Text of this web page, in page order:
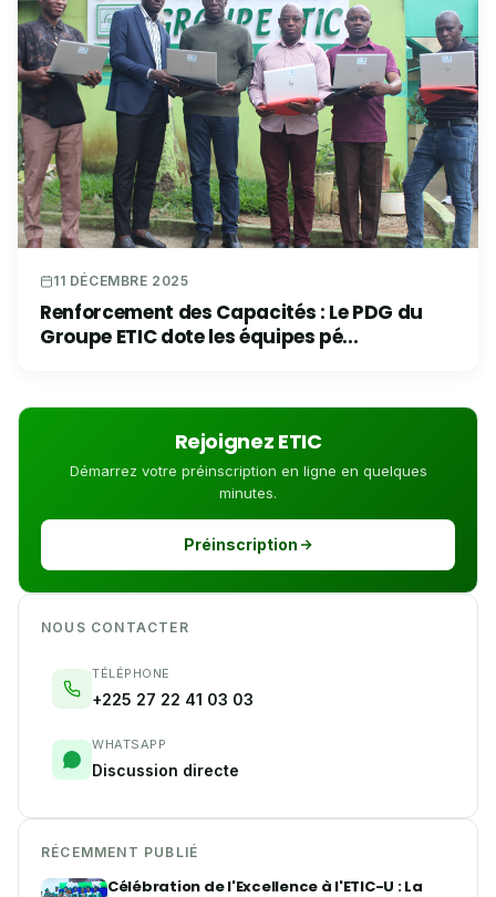
11 DÉCEMBRE 2025
Renforcement des Capacités : Le PDG du
Groupe ETIC dote les équipes pé...
Rejoignez ETIC
Démarrez votre préinscription en ligne en quelques
minutes.
Préinscription
NOUS CONTACTER
TÉLÉPHONE
+225 27 22 41 03 03
WHATSAPP
Discussion directe
RÉCEMMENT PUBLIÉ
Célébration de l'Excellence à l'ETIC-U : La